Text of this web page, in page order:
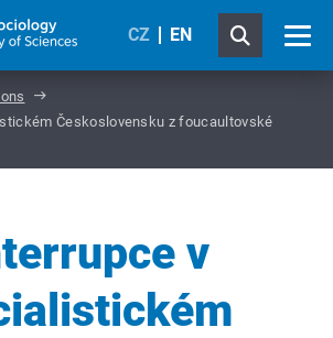
CZ EN
Československu z foucaultovské
v